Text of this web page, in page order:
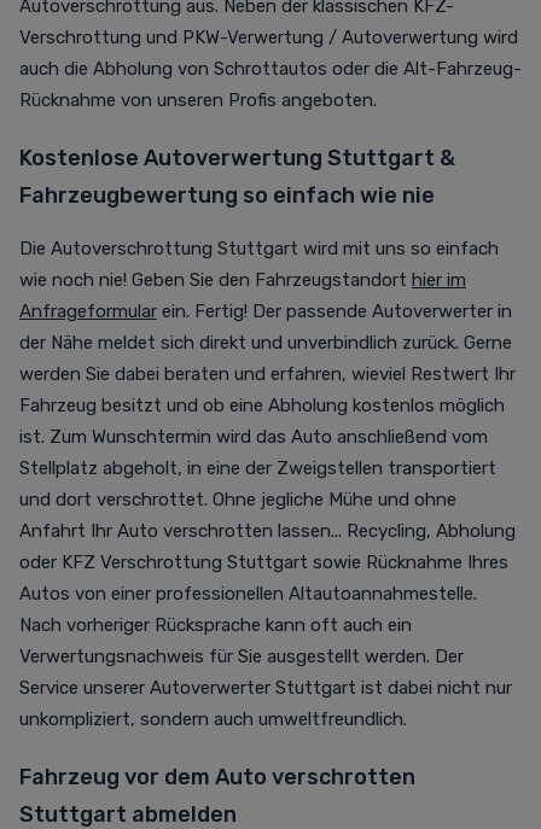
Autoverschrottung aus. Neben der klassischen KFZ-
Verschrottung und PKW-Verwertung / Autoverwertung wird
auch die Abholung von Schrottautos oder die Alt-Fahrzeug-
Rücknahme von unseren Profis angeboten.
Kostenlose Autoverwertung Stuttgart &
Fahrzeugbewertung so einfach wie nie
Die Autoverschrottung Stuttgart wird mit uns so einfach
wie noch nie! Geben Sie den Fahrzeugstandort hier im
Anfrageformular ein. Fertig! Der passende Autoverwerter in
der Nähe meldet sich direkt und unverbindlich zurück. Gerne
werden Sie dabei beraten und erfahren, wieviel Restwert Ihr
Fahrzeug besitzt und ob eine Abholung kostenlos möglich
ist. Zum Wunschtermin wird das Auto anschließend vom
Stellplatz abgeholt, in eine der Zweigstellen transportiert
und dort verschrottet. Ohne jegliche Mühe und ohne
Anfahrt Ihr Auto verschrotten lassen... Recycling, Abholung
oder KFZ Verschrottung Stuttgart sowie Rücknahme Ihres
Autos von einer professionellen Altautoannahmestelle.
Nach vorheriger Rücksprache kann oft auch ein
Verwertungsnachweis für Sie ausgestellt werden. Der
Service unserer Autoverwerter Stuttgart ist dabei nicht nur
unkompliziert, sondern auch umweltfreundlich.
Fahrzeug vor dem Auto verschrotten
Stuttgart abmelden